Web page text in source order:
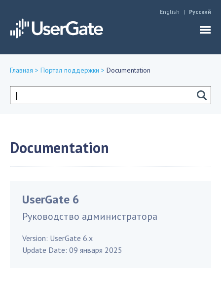
English Русский
здесь
Главная > Портал поддержки > Documentation
Форма
Documentation
UserGate 6
Руководство администратора
Version: UserGate 6.x
Update Date: 09 января 2025